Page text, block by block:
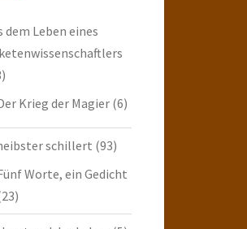
dem Leben eines
Krieg der Magier(6)
schillert (93)
Worte, ein Gedicht